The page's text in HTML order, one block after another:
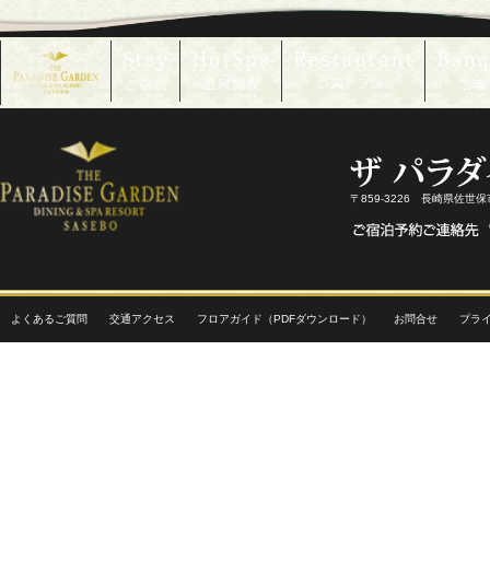
〒859-3226 長崎県佐世保
よくあるご質問 交通アクセス フロアガイド（PDFダウンロード） お問合せ プラ